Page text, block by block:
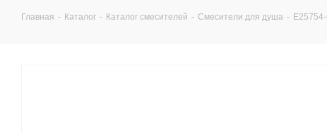
Главная - Каталог - Каталог смесителей - Смесители для душа -